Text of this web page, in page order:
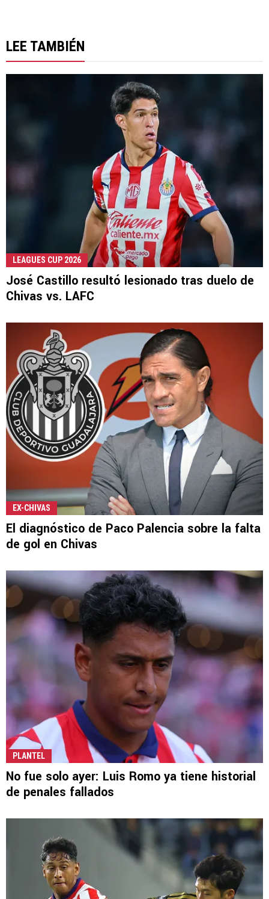
LEE TAMBIÉN
LEAGUES CUP 2026
José Castillo resultó lesionado tras duelo de
Chivas vs. LAFC
EX-CHIVAS
El diagnóstico de Paco Palencia sobre la falta
de gol en Chivas
PLANTEL
No fue solo ayer: Luis Romo ya tiene historial
de penales fallados